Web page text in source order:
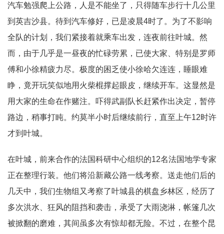
汽车勉强爬上公路，人是不能坐了，只得随车步行十几公里
到英吉沙县。待到汽车修好，已是凌晨4时了。为了不影响
全队的计划，我们紧接着就乘车出发，连夜前往叶城。然
而，由于几乎是一昼夜的忙碌劳累，已使大家、特别是罗师
傅和小徐精疲力尽。极度的困乏使小徐哈欠连连，睡眼难
睁，竟开玩笑似地用火柴棍撑起眼皮，继续开车。这显然是
用大家的生命在作赌注。吓得武副队长赶紧作出决定，暂停
路边，稍事打盹。约莫半小时后继续前行，直至上午12时许
才到叶城。
在叶城，前来合作的法国科研中心组织的12名法国地学专家
正在整理行装。他们将沿新藏公路一线考察。送走他们后的
几天中，我们生物组又考察了叶城县的棋盘乡林区，经历了
多次洪水、狂风的阻挡和袭击，承受了大雨浇淋，帐篷几次
被掀翻的磨难，其间虽多次有惊却都无险。不过，在整个昆